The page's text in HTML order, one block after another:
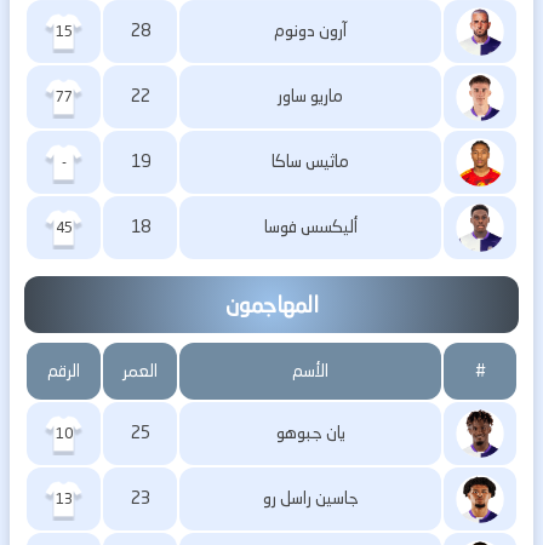
آرون دونوم 28
15
ماريو ساور 22
77
ماثيس ساكا 19
-
أليكسس فوسا 18
45
المهاجمون
# الأسم العمر الرقم
يان جبوهو 25
10
جاسين راسل رو 23
13